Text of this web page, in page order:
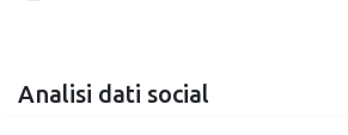
Analisi dati social